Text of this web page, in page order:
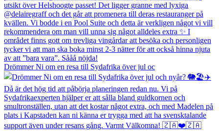
Drömmer Ni om en resa till Sydafrika över jul oc